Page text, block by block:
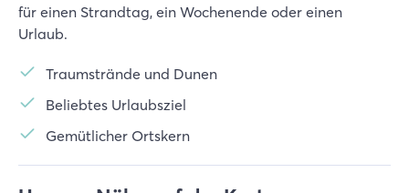
für einen Strandtag, ein Wochenende oder einen
Urlaub.
Traumstrände und Dunen
Beliebtes Urlaubsziel
Gemütlicher Ortskern